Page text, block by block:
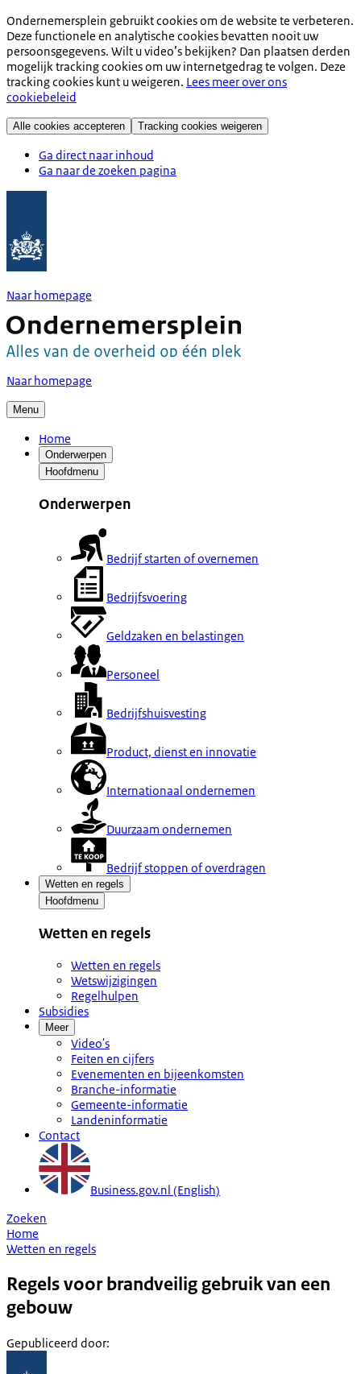
Ondernemersplein gebruikt cookies om de website te verbeteren.
Deze functionele en analytische cookies bevatten nooit uw
persoonsgegevens. Wilt u video’s bekijken? Dan plaatsen derden
mogelijk tracking cookies om uw internetgedrag te volgen. Deze
tracking cookies kunt u weigeren. Lees meer over ons
cookiebeleid
Alle cookies accepteren Tracking cookies weigeren
Ga direct naar inhoud
Ga naar de zoeken pagina
Naar homepage
Naar homepage
Menu
Home
Onderwerpen
Hoofdmenu
Onderwerpen
Bedrijf starten of overnemen
Bedrijfsvoering
Geldzaken en belastingen
Personeel
Bedrijfshuisvesting
Product, dienst en innovatie
Internationaal ondernemen
Duurzaam ondernemen
Bedrijf stoppen of overdragen
Wetten en regels
Hoofdmenu
Wetten en regels
Wetten en regels
Wetswijzigingen
Regelhulpen
Subsidies
Meer
Video's
Feiten en cijfers
Evenementen en bijeenkomsten
Branche-informatie
Gemeente-informatie
Landeninformatie
Contact
Business.gov.nl (English)
Zoeken
Home
Wetten en regels
Regels voor brandveilig gebruik van een
gebouw
Gepubliceerd door: